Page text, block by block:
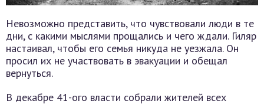
Невозможно представить, что чувствовали люди в те
дни, с какими мыслями прощались и чего ждали. Гиляр
настаивал, чтобы его семья никуда не уезжала. Он
просил их не участвовать в эвакуации и обещал
вернуться.
В декабре 41-ого власти собрали жителей всех